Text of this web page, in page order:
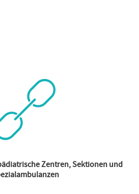
Zentren, Sektionen und